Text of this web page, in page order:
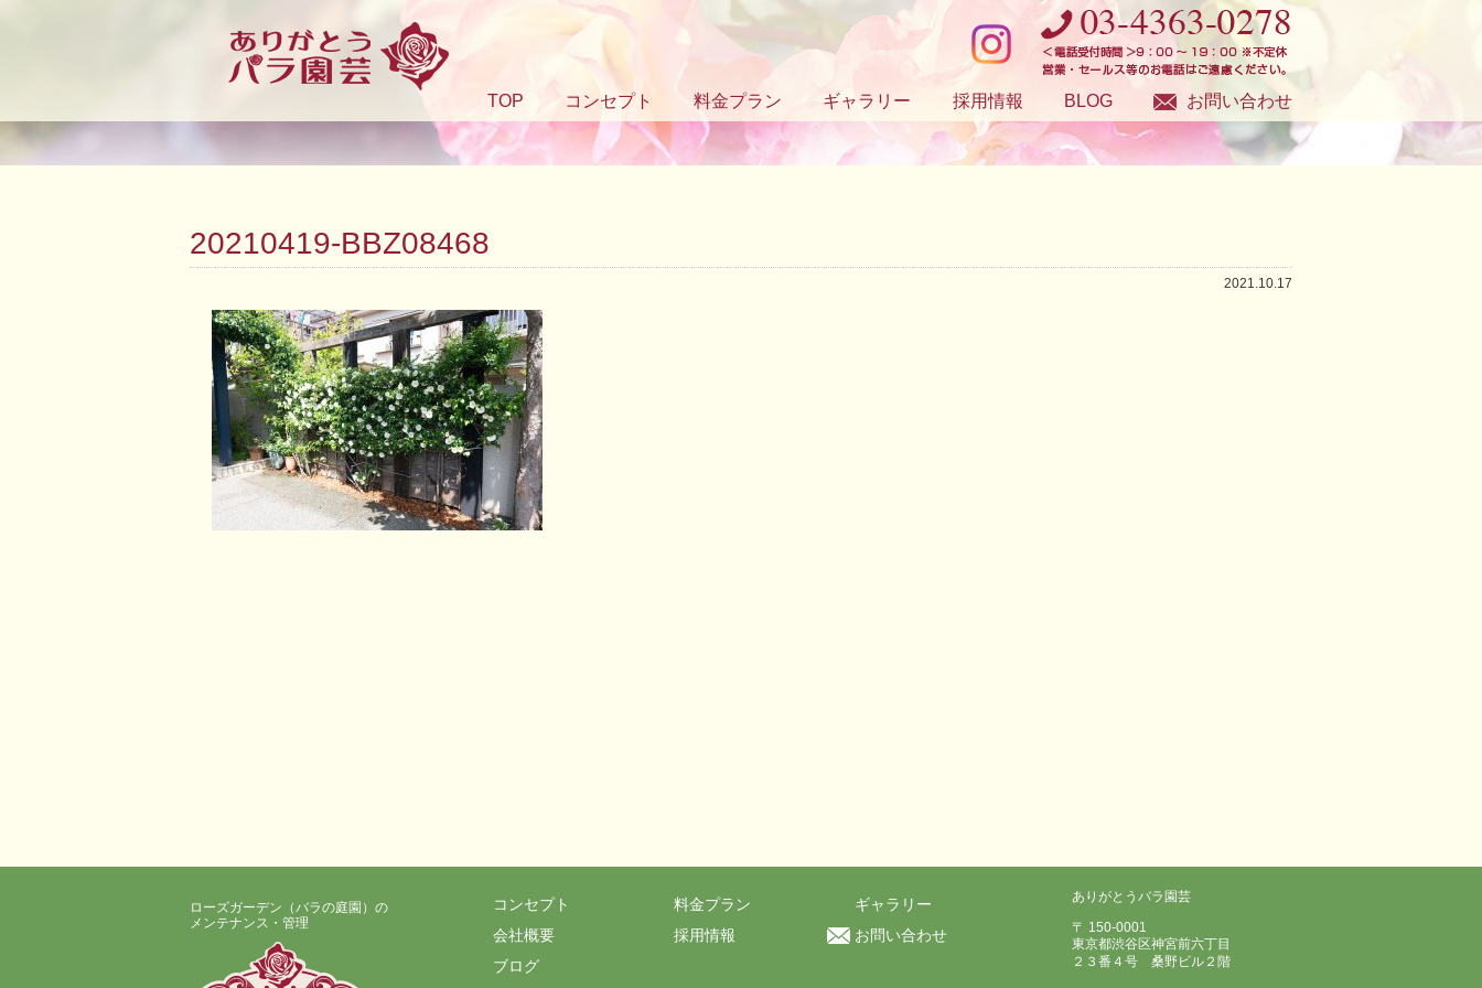
TOP コンセプト 料金プラン ギャラリー 採用情報 BLOG お問い合わせ
20210419-BBZ08468
2021.10.17
ローズガーデン（バラの庭園）の
メンテナンス・管理
コンセプト 料金プラン
ギャラリー
会社概要
採用情報
お問い合わせ
ブログ
ありがとうバラ園芸
〒 150-0001
東京都渋谷区神宮前六丁目
２３番４号 桑野ビル２階